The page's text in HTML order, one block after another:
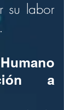
su labor
a